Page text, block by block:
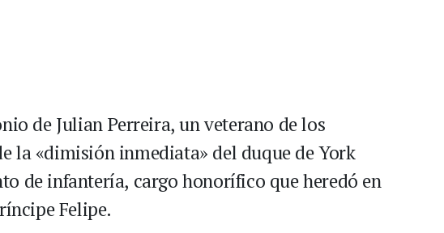
de Julian Perreira, un veterano de los
la «dimisión inmediata» del duque de York
de infantería, cargo honorífico que heredó en
Felipe.